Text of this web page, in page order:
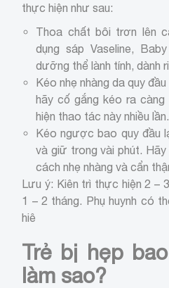
thực hiện như sau:
Thoa chất bôi trơn lên
dụng sáp Vaseline,
dưỡng thể lành tính, dành
Kéo nhẹ nhàng da quy
hãy cố gắng kéo ra
hiện thao tác này nhiều lần.
Kéo ngược bao quy đầu
và giữ trong vài phút.
cách nhẹ nhàng và cẩn
Lưu ý: Kiên trì thực hiện 2 –
1 – 2 tháng. Phụ huynh có
hiê
Trẻ bị hẹp
làm sao?